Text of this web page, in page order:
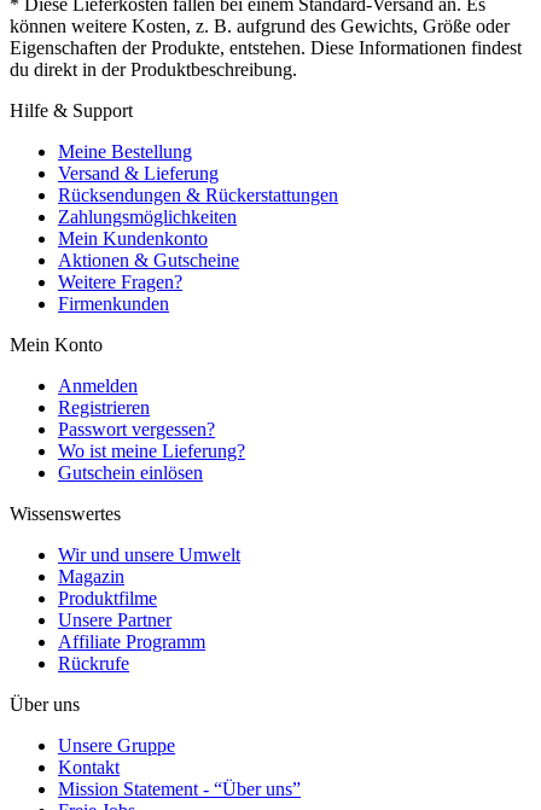
* Diese Lieferkosten fallen bei einem Standard-Versand an. Es
können weitere Kosten, z. B. aufgrund des Gewichts, Größe oder
Eigenschaften der Produkte, entstehen. Diese Informationen findest
du direkt in der Produktbeschreibung.
Hilfe & Support
Meine Bestellung
Versand & Lieferung
Rücksendungen & Rückerstattungen
Zahlungsmöglichkeiten
Mein Kundenkonto
Aktionen & Gutscheine
Weitere Fragen?
Firmenkunden
Mein Konto
Anmelden
Registrieren
Passwort vergessen?
Wo ist meine Lieferung?
Gutschein einlösen
Wissenswertes
Wir und unsere Umwelt
Magazin
Produktfilme
Unsere Partner
Affiliate Programm
Rückrufe
Über uns
Unsere Gruppe
Kontakt
Mission Statement - “Über uns”